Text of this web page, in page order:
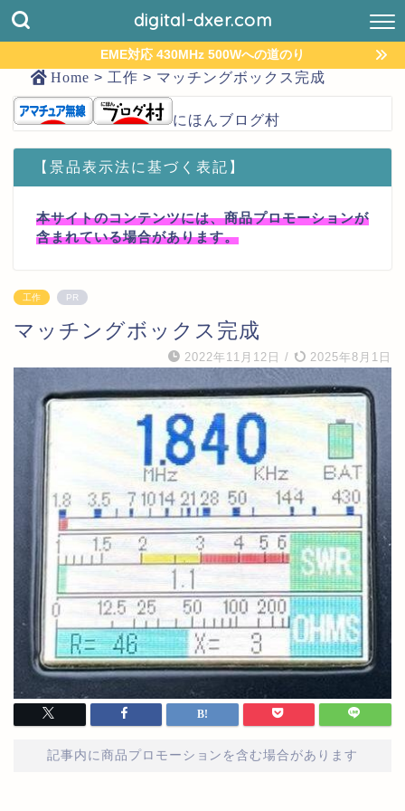
digital-dxer.com
EME対応 430MHz 500Wへの道のり
Home > 工作 > マッチングボックス完成
にほんブログ村
【景品表示法に基づく表記】
本サイトのコンテンツには、商品プロモーションが
含まれている場合があります。
工作 PR
マッチングボックス完成
2022年11月12日 / 2025年8月1日
記事内に商品プロモーションを含む場合があります